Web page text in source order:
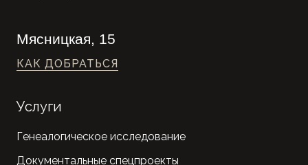
Мясницкая, 15
КАК ДОБРАТЬСЯ
Услуги
Генеалогическое исследование
Документальные спецпроекты